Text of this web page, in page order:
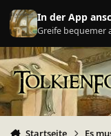
Zu Inhalt springen
In der App
Greife bequemer